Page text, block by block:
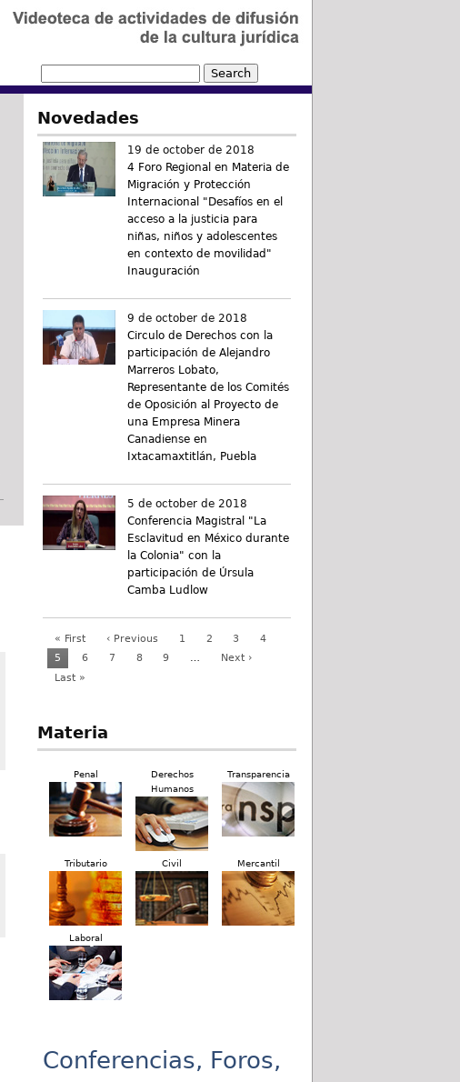
Novedades
19 de october de 2018
4 Foro Regional en Materia de
Migración y Protección
Internacional "Desafíos en el
acceso a la justicia para
niñas, niños y adolescentes
en contexto de movilidad"
Inauguración
9 de october de 2018
Circulo de Derechos con la
participación de Alejandro
Marreros Lobato,
Representante de los Comités
de Oposición al Proyecto de
una Empresa Minera
Canadiense en
Ixtacamaxtitlán, Puebla
5 de october de 2018
Conferencia Magistral "La
Esclavitud en México durante
la Colonia" con la
participación de Úrsula
Camba Ludlow
« First ‹ Previous 1 2 3
4
5
6 7 8 9 …
Next ›
Last »
Materia
Penal
Derechos
Humanos
Transparencia
Tributario Civil Mercantil
Laboral
Conferencias, Foros,